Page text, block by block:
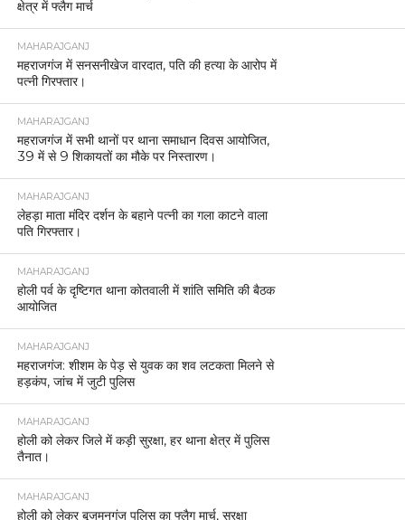
क्षेत्र में फ्लैग मार्च
MAHARAJGANJ
महराजगंज में सनसनीखेज वारदात, पति की हत्या के आरोप में
पत्नी गिरफ्तार।
MAHARAJGANJ
महराजगंज में सभी थानों पर थाना समाधान दिवस आयोजित,
39 में से 9 शिकायतों का मौके पर निस्तारण।
MAHARAJGANJ
लेहड़ा माता मंदिर दर्शन के बहाने पत्नी का गला काटने वाला
पति गिरफ्तार।
MAHARAJGANJ
होली पर्व के दृष्टिगत थाना कोतवाली में शांति समिति की बैठक
आयोजित
MAHARAJGANJ
महराजगंज: शीशम के पेड़ से युवक का शव लटकता मिलने से
हड़कंप, जांच में जुटी पुलिस
MAHARAJGANJ
होली को लेकर जिले में कड़ी सुरक्षा, हर थाना क्षेत्र में पुलिस
तैनात।
MAHARAJGANJ
होली को लेकर बृजमनगंज पुलिस का फ्लैग मार्च, सुरक्षा